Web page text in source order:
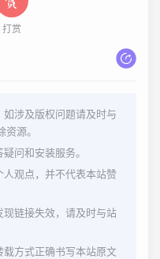
打赏
涉及版权问题请及时与
源。
问和安装服务。
观点，并不代表本站赞
链接失效，请及时与站
方式正确书写本站原文